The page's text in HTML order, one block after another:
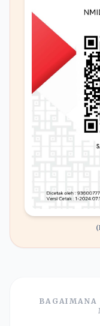
BAGAIMANA